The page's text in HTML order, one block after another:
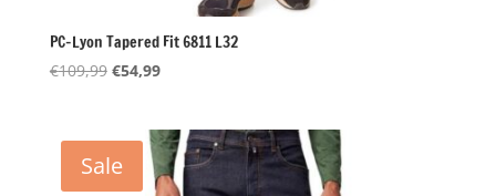
PC-Lyon Tapered Fit 6811 L32
€109,99 Oorspronkelijke
€109,99.
€54,99Huidige
€54,99.
Sale